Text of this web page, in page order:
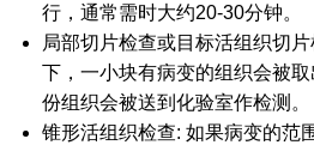
行，通常需时大约20-30分钟。
局部切片检查或目标活组织切片
下，一小块有病变的组织会被取
份组织会被送到化验室作检测。
锥形活组织检查: 如果病变的范